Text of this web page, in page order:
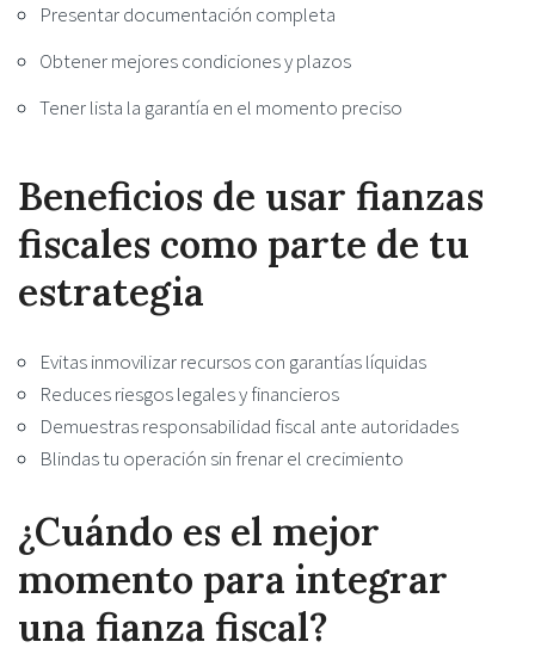
Presentar documentación completa
Obtener mejores condiciones y plazos
Tener lista la garantía en el momento preciso
Beneficios de usar fianzas
fiscales como parte de tu
estrategia
Evitas inmovilizar recursos con garantías líquidas
Reduces riesgos legales y financieros
Demuestras responsabilidad fiscal ante autoridades
Blindas tu operación sin frenar el crecimiento
¿Cuándo es el mejor
momento para integrar
una fianza fiscal?